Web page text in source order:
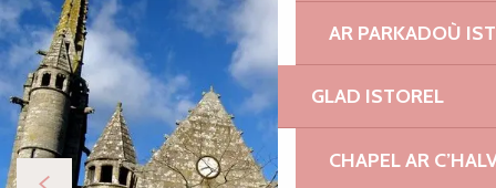
AR PARKADOÙ
GLAD ISTOREL
CHAPEL AR